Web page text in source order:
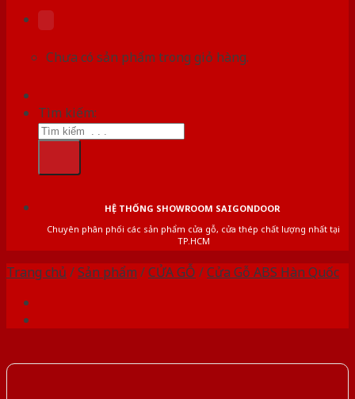
Chưa có sản phẩm trong giỏ hàng.
Tìm kiếm:
HỆ THỐNG SHOWROOM SAIGONDOOR
Chuyên phân phối các sản phẩm cửa gỗ, cửa thép chất lượng nhất tại
TP.HCM
Trang chủ /Sản phẩm /CỬA GỖ /Cửa Gỗ ABS Hàn Quốc